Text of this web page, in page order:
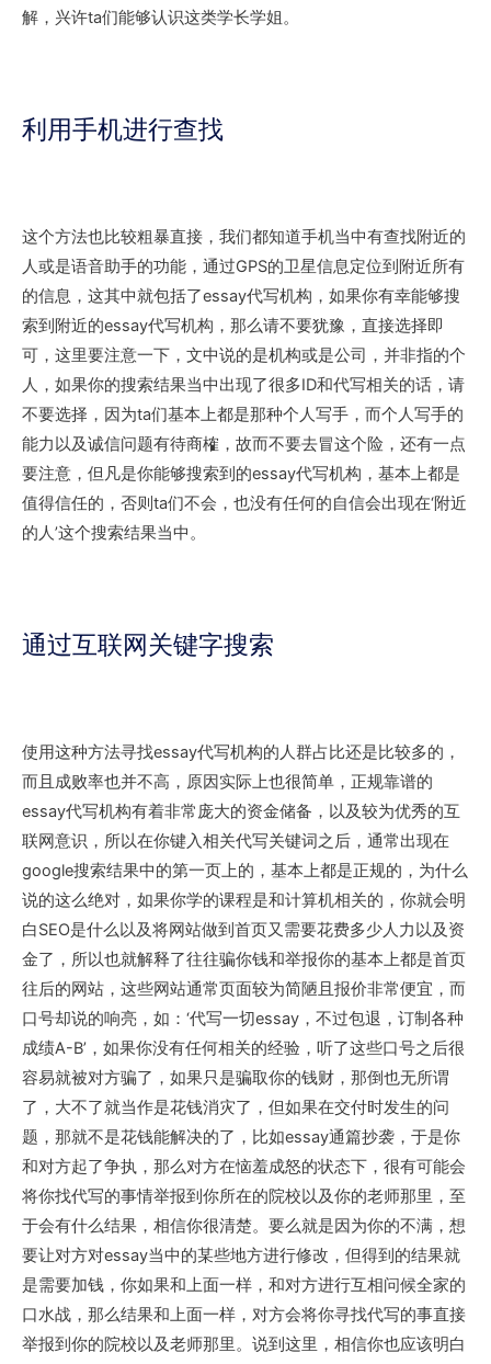
解，兴许ta们能够认识这类学长学姐。
利用手机进行查找
这个方法也比较粗暴直接，我们都知道手机当中有查找附近的
人或是语音助手的功能，通过GPS的卫星信息定位到附近所有
的信息，这其中就包括了essay代写机构，如果你有幸能够搜
索到附近的essay代写机构，那么请不要犹豫，直接选择即
可，这里要注意一下，文中说的是机构或是公司，并非指的个
人，如果你的搜索结果当中出现了很多ID和代写相关的话，请
不要选择，因为ta们基本上都是那种个人写手，而个人写手的
能力以及诚信问题有待商榷，故而不要去冒这个险，还有一点
要注意，但凡是你能够搜索到的essay代写机构，基本上都是
值得信任的，否则ta们不会，也没有任何的自信会出现在‘附近
的人’这个搜索结果当中。
通过互联网关键字搜索
使用这种方法寻找essay代写机构的人群占比还是比较多的，
而且成败率也并不高，原因实际上也很简单，正规靠谱的
essay代写机构有着非常庞大的资金储备，以及较为优秀的互
联网意识，所以在你键入相关代写关键词之后，通常出现在
google搜索结果中的第一页上的，基本上都是正规的，为什么
说的这么绝对，如果你学的课程是和计算机相关的，你就会明
白SEO是什么以及将网站做到首页又需要花费多少人力以及资
金了，所以也就解释了往往骗你钱和举报你的基本上都是首页
往后的网站，这些网站通常页面较为简陋且报价非常便宜，而
口号却说的响亮，如：‘代写一切essay，不过包退，订制各种
成绩A-B’，如果你没有任何相关的经验，听了这些口号之后很
容易就被对方骗了，如果只是骗取你的钱财，那倒也无所谓
了，大不了就当作是花钱消灾了，但如果在交付时发生的问
题，那就不是花钱能解决的了，比如essay通篇抄袭，于是你
和对方起了争执，那么对方在恼羞成怒的状态下，很有可能会
将你找代写的事情举报到你所在的院校以及你的老师那里，至
于会有什么结果，相信你很清楚。要么就是因为你的不满，想
要让对方对essay当中的某些地方进行修改，但得到的结果就
是需要加钱，你如果和上面一样，和对方进行互相问候全家的
口水战，那么结果和上面一样，对方会将你寻找代写的事直接
举报到你的院校以及老师那里。说到这里，相信你也应该明白